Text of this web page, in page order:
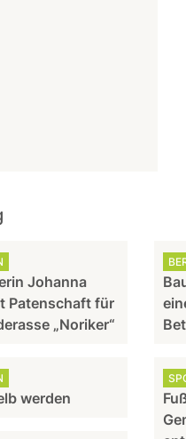
Johanna
Patenschaft für
„Noriker“
werden